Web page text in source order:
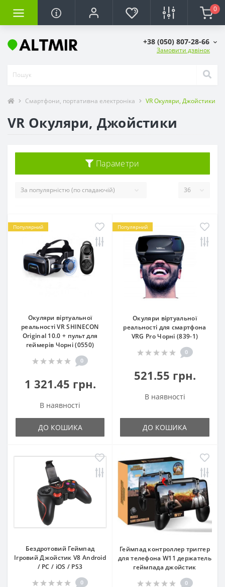
0
+38 (050) 807-28-66
Замовити дзвінок
Смартфони, портативна електроніка VR Окуляри, Джойстики
VR Окуляри, Джойстики
Параметри
Популярний
Окуляри віртуальної
реальності VR SHINECON
Original 10.0 + пульт для
геймерів Чорні (0550)
0
1 321.45 грн.
В наявності
ДО КОШИКА
Популярний
Окуляри віртуальної
реальності для смартфона
VRG Pro Чорні (839-1)
0
521.55 грн.
В наявності
ДО КОШИКА
Бездротовий Геймпад
Ігровий Джойстик V8 Android
/ PC / iOS / PS3
0
Геймпад контроллер триггер
для телефона W11 держатель
геймпада джойстик
0